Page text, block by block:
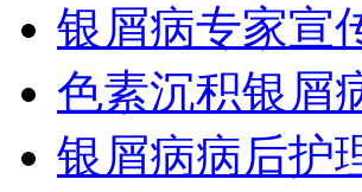
银屑病专家宣
色素沉积银屑
银屑病病后护